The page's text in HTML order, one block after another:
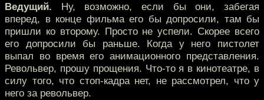
Ведущий. Ну, возможно, если бы они, забегая
вперед, в конце фильма его бы допросили, там бы
пришли ко второму. Просто не успели. Скорее всего
его допросили бы раньше. Когда у него пистолет
выпал во время его анимационного представления.
Револьвер, прошу прощения. Что-то я в кинотеатре, в
силу того, что стоп-кадра нет, не рассмотрел, что у
него за револьвер.